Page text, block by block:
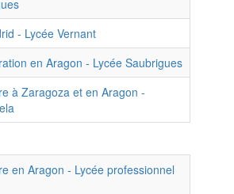
- Lycée Vernant
en Aragon - Lycée Saubrigues
à Zaragoza et en Aragon -
en Aragon - Lycée professionnel